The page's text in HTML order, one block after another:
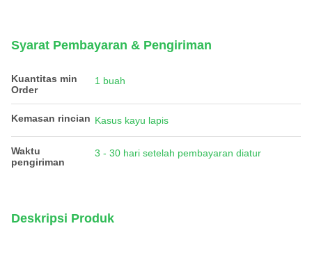
Syarat Pembayaran & Pengiriman
Kuantitas min
Order
1 buah
Kemasan rincian Kasus kayu lapis
Waktu
pengiriman
3 - 30 hari setelah pembayaran diatur
Deskripsi Produk